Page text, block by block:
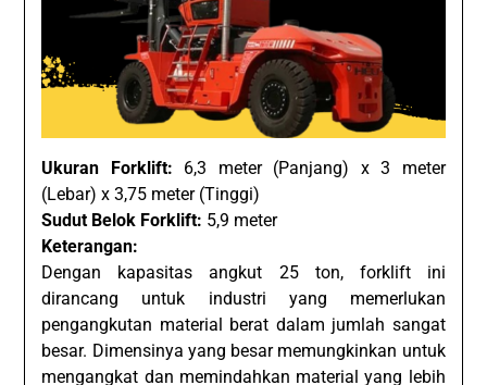
Ukuran Forklift: 6,3 meter (Panjang) x 3 meter
(Lebar) x 3,75 meter (Tinggi)
Sudut Belok Forklift: 5,9 meter
Keterangan:
Dengan kapasitas angkut 25 ton, forklift ini
dirancang untuk industri yang memerlukan
pengangkutan material berat dalam jumlah sangat
besar. Dimensinya yang besar memungkinkan untuk
mengangkat dan memindahkan material yang lebih